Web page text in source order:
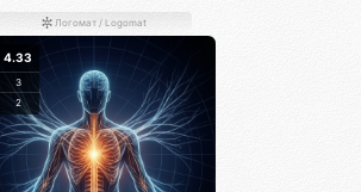
Логомат / Logomat
4.33
2
3